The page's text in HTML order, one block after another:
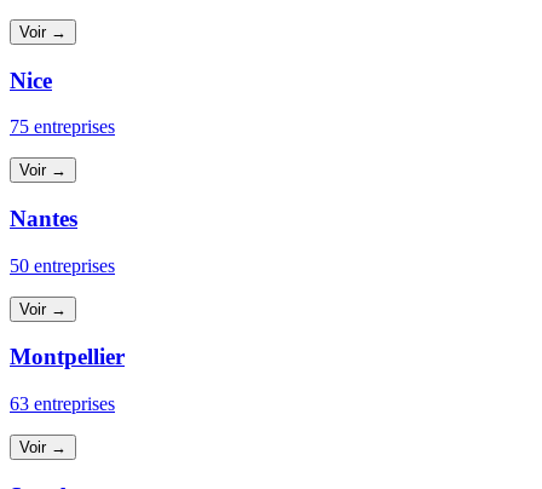
Voir →
Nice
75 entreprises
Voir →
Nantes
50 entreprises
Voir →
Montpellier
63 entreprises
Voir →